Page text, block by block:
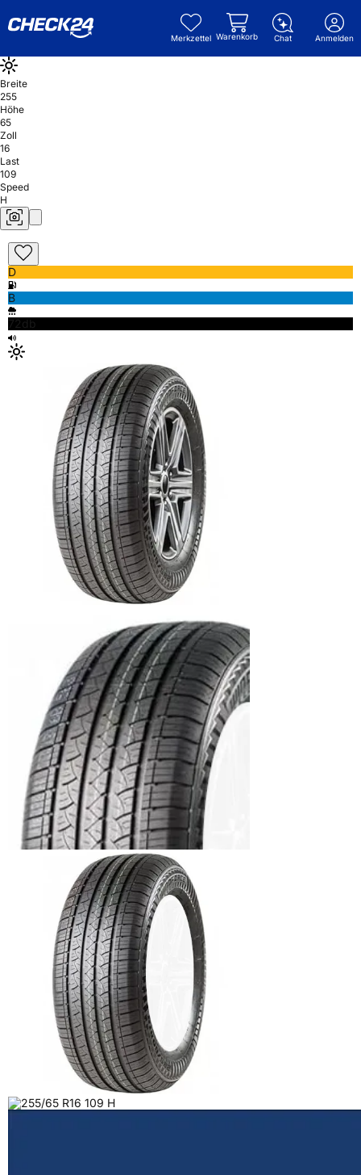
Merkzettel Warenkorb Chat Anmelden
Breite
255
Höhe
65
Zoll
16
Last
109
Speed
H
D
B
72db